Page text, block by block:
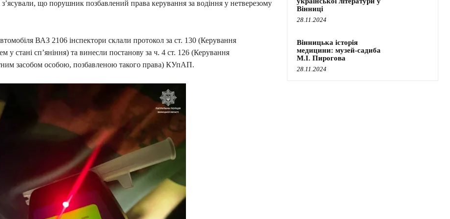
з’ясували, що порушник позбавлений права керування за водіння у нетверезому
ВАЗ 2106 інспектори склали протокол за ст. 130 (Керування
у стані сп’яніння) та винесли постанову за ч. 4 ст. 126 (Керування
засобом особою, позбавленою такого права) КУпАП.
Вінниці
28.11.2024
Вінницька історія
медицини: музей-садиба
М.І. Пирогова
28.11.2024